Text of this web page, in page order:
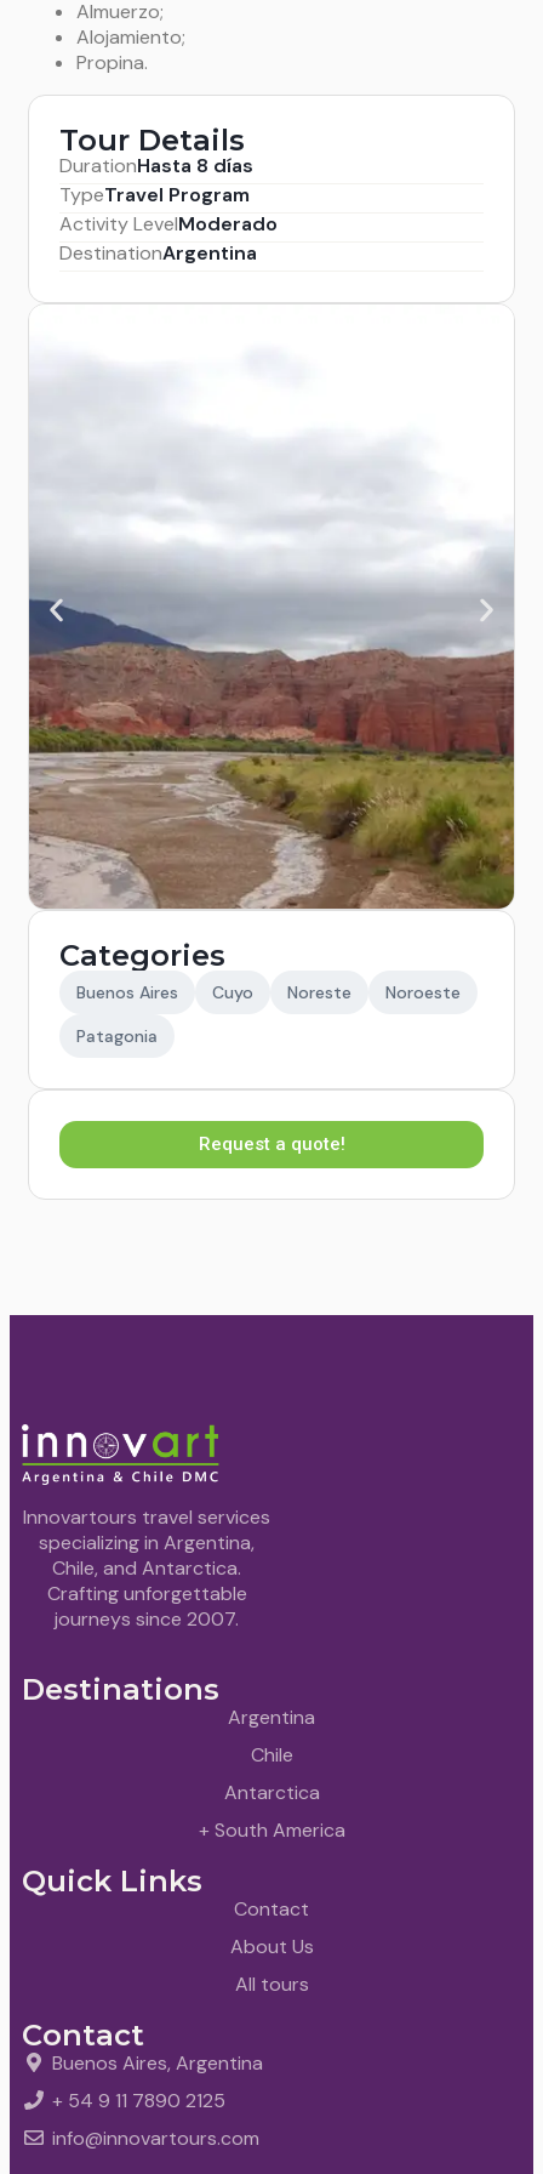
Almuerzo;
Alojamiento;
Propina.
Tour Details
DurationHasta 8 días
TypeTravel Program
Activity LevelModerado
DestinationArgentina
Categories
Buenos Aires Cuyo Noreste
Noroeste
Patagonia
Request a quote!
Innovartours travel services
specializing in Argentina,
Chile, and Antarctica.
Crafting unforgettable
journeys since 2007.
Destinations
Argentina
Chile
Antarctica
+ South America
Quick Links
Contact
About Us
All tours
Contact
Buenos Aires, Argentina
+ 54 9 11 7890 2125
info@innovartours.com